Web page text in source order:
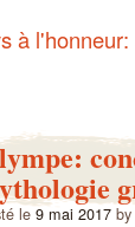
à
le 9 mai 2017 by